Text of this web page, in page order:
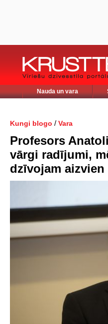
Nauda un vara
Kungi blogo / Vara
Profesors
vārgi radījumi,
dzīvojam